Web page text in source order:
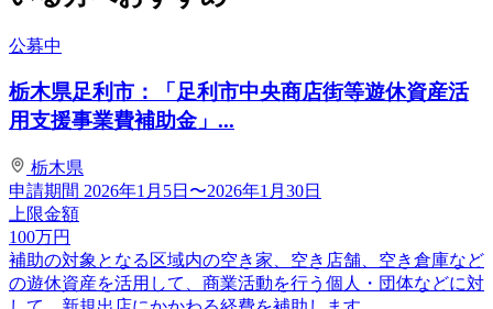
公募中
栃木県足利市：「足利市中央商店街等遊休資産活
用支援事業費補助金」...
栃木県
申請期間 2026年1月5日〜2026年1月30日
上限金額
100万円
補助の対象となる区域内の空き家、空き店舗、空き倉庫など
の遊休資産を活用して、商業活動を行う個人・団体などに対